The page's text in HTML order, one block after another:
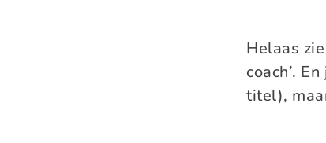
Helaas
coach’.
titel),